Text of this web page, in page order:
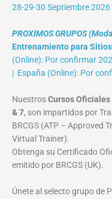
28-29-30 Septiembre 2026
PROXIMOS GRUPOS
Entrenamiento para
(Online): Por confirmar
| España (Online): Por
NuestrosCursos
& 7, son impartidos por
BRCGS (ATP – Approved
Virtual Trainer).
Obtenga su Certificado
emitido por BRCGS (UK).
Únete al selecto grupo de